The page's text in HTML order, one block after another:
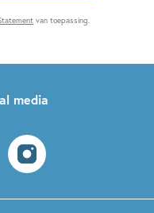
van toepassing.
media